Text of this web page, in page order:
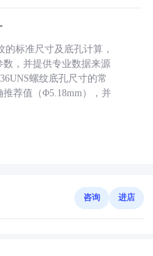
的标准尺寸及底孔计算，
，并提供专业数据来源
螺纹底孔尺寸的常
荐值（Φ5.18mm），并
咨询 进店